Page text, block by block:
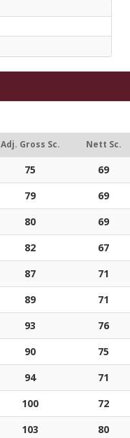
Adj. Gross Sc. Nett Sc.
75 69
79 69
80 69
82 67
87 71
89 71
93 76
90 75
94 71
100 72
103 80